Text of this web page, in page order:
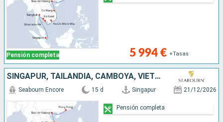
Pensión completa 5 994 € +Tasas
SINGAPUR, TAILANDIA, CAMBOYA, VIETNAM, CHINA
Seabourn Encore 15 d Singapur 21/12/2026
Pensión completa